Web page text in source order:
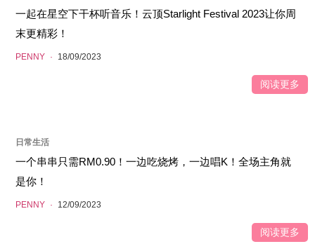
一起在星空下干杯听音乐！云顶Starlight Festival 2023让你周
末更精彩！
PENNY · 18/09/2023
阅读更多
日常生活
一个串串只需RM0.90！一边吃烧烤，一边唱K！全场主角就
是你！
PENNY · 12/09/2023
阅读更多